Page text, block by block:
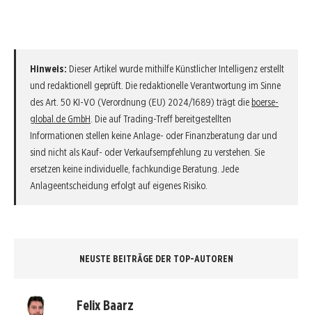
Hinweis: Dieser Artikel wurde mithilfe Künstlicher Intelligenz erstellt
und redaktionell geprüft. Die redaktionelle Verantwortung im Sinne
des Art. 50 KI-VO (Verordnung (EU) 2024/1689) trägt die boerse-
global.de GmbH . Die auf Trading-Treff bereitgestellten
Informationen stellen keine Anlage- oder Finanzberatung dar und
sind nicht als Kauf- oder Verkaufsempfehlung zu verstehen. Sie
ersetzen keine individuelle, fachkundige Beratung. Jede
Anlageentscheidung erfolgt auf eigenes Risiko.
NEUSTE BEITRÄGE DER TOP-AUTOREN
Felix Baarz